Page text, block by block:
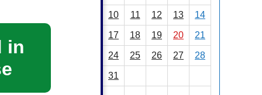
in
10 11 12 13 14
17 18 19 20 21
24 25 26 27 28
31